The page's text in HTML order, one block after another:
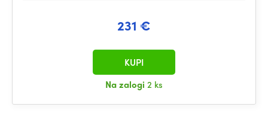
231 €
Na zalogi 2 ks
KUPI